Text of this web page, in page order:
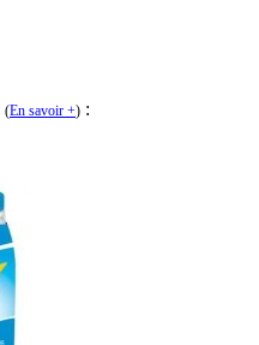
(En savoir +) :